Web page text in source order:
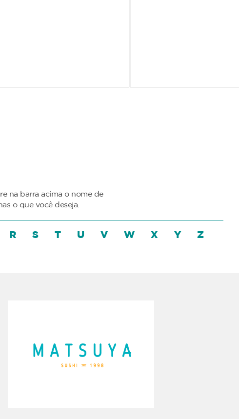
na barra acima o nome de
o que você deseja.
R S T U V W X Y Z